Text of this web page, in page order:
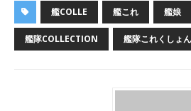
艦COLLE 艦これ 艦娘
艦隊COLLECTION 艦隊これくしょん